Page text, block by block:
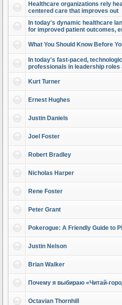
Healthcare organizations rely
centered care that improves out
In today's dynamic healthcare
for improved patient outcomes,
What You Should Know Before
In today's fast-paced,
professionals in leadership roles
Kurt Turner
Ernest Hughes
Justin Daniels
Joel Foster
Robert Bradley
Nicholas Harper
Rene Foster
Peter Grant
Pokerogue: A Friendly Guide to
Justin Nelson
Brian Walker
Почему я выбираю «Читай-
Octavian Thornhill